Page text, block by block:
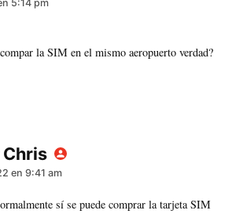
5:14 pm
la SIM en el mismo aeropuerto verdad?
Chris dice:
en 9:41 am
sí se puede comprar la tarjeta SIM